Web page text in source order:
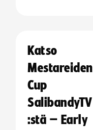
Katso
Mestareiden
Cup
SalibandyTV
:stä – Early